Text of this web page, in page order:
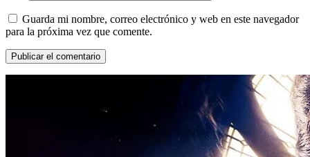
Guarda mi nombre, correo electrónico y web en este navegador
para la próxima vez que comente.